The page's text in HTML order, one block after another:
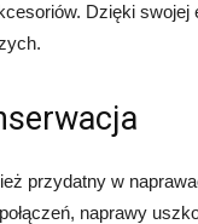
Dzięki
przydatny w
naprawy